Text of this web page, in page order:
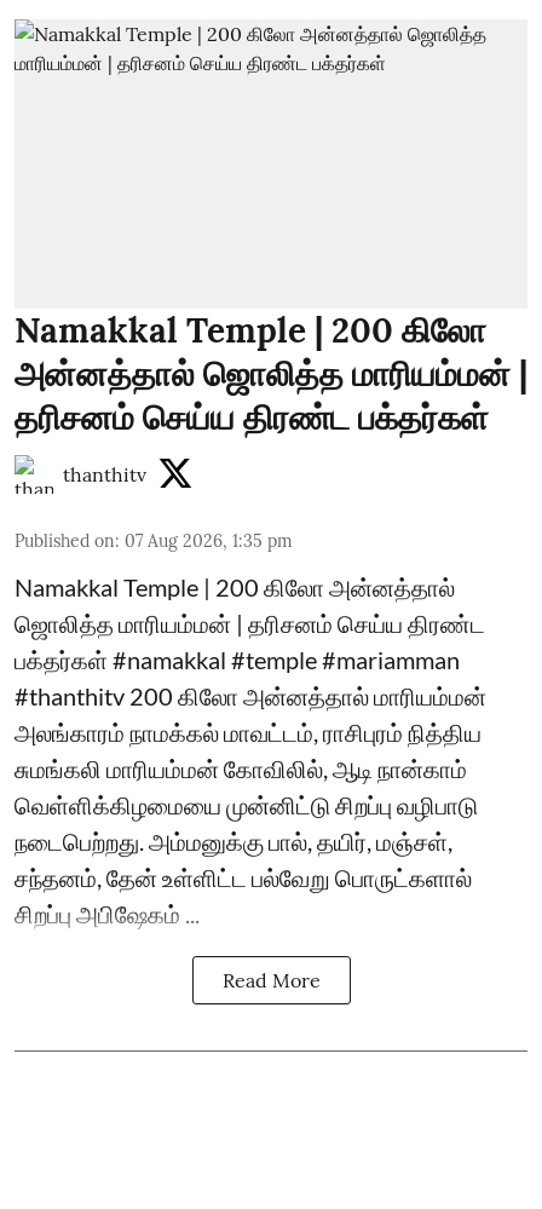
Namakkal Temple | 200 கிலோ
அன்னத்தால் ஜொலித்த மாரியம்மன் |
தரிசனம் செய்ய திரண்ட பக்தர்கள்
thanthitv
Published on: 07 Aug 2026, 1:35 pm
Namakkal Temple | 200 கிலோ அன்னத்தால்
ஜொலித்த மாரியம்மன் | தரிசனம் செய்ய திரண்ட
பக்தர்கள் #namakkal #temple #mariamman
#thanthitv 200 கிலோ அன்னத்தால் மாரியம்மன்
அலங்காரம் நாமக்கல் மாவட்டம், ராசிபுரம் நித்திய
சுமங்கலி மாரியம்மன் கோவிலில், ஆடி நான்காம்
வெள்ளிக்கிழமையை முன்னிட்டு சிறப்பு வழிபாடு
நடைபெற்றது. அம்மனுக்கு பால், தயிர், மஞ்சள்,
சந்தனம், தேன் உள்ளிட்ட பல்வேறு பொருட்களால்
சிறப்பு அபிஷேகம் ...
Read More